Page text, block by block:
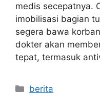
medis secepatnya.
imobilisasi bagian
segera bawa
dokter akan
tepat, termasuk
Kategori
berita